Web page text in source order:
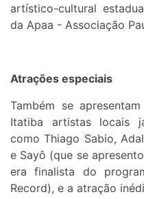
artístico-cultural
da Apaa - Associação
Atrações especiais
Também se
Itatiba artistas locais
como Thiago Sabio,
e Sayô (que se
era finalista do
Record), e a atração